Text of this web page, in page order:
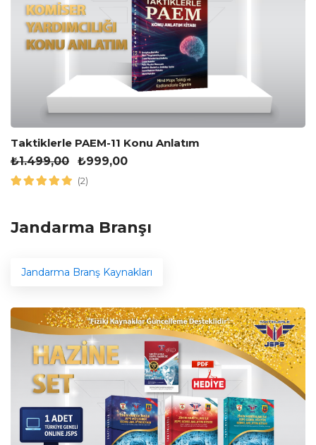
Taktiklerle PAEM-11 Konu Anlatım
₺1.499,00 ₺999,00
(2)
Jandarma Branşı
Jandarma Branş Kaynakları